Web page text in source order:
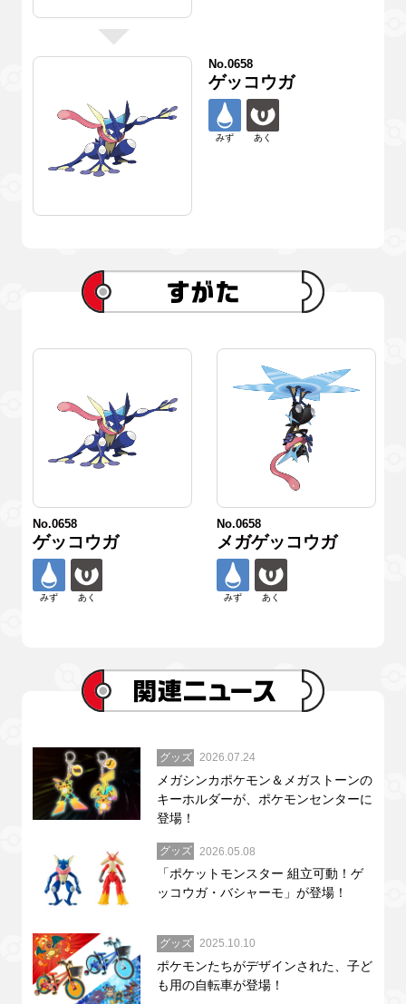
No.0658
ゲッコウガ
みず あく
No.0658
ゲッコウガ
みず あく
No.0658
メガゲッコウガ
みず あく
グッズ 2026.07.24
メガシンカポケモン＆メガストーンの
キーホルダーが、ポケモンセンターに
登場！
グッズ 2026.05.08
「ポケットモンスター 組立可動！ゲ
ッコウガ・バシャーモ」が登場！
グッズ 2025.10.10
ポケモンたちがデザインされた、子ど
も用の自転車が登場！